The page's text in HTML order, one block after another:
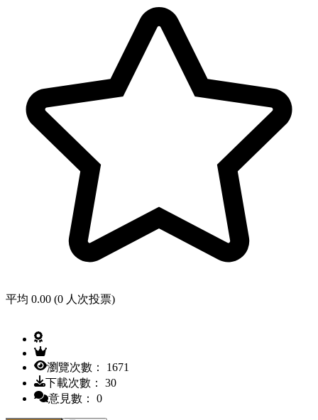
平均 0.00 (0 人次投票)
瀏覽次數： 1671
下載次數： 30
意見數： 0